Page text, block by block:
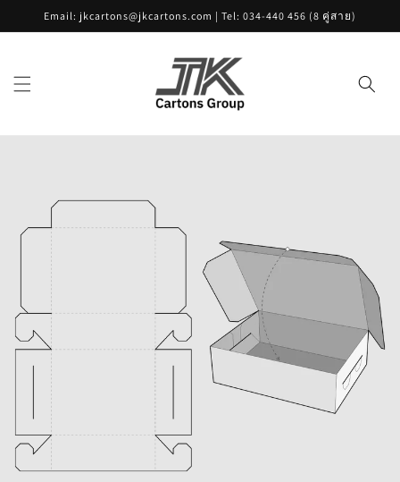
Skip to
Email: jkcartons@jkcartons.com | Tel: 034-440 456 (8 คู่สาย)